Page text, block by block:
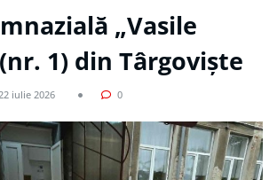
„Vasile
1) din Târgoviște
22 iulie 2026 0